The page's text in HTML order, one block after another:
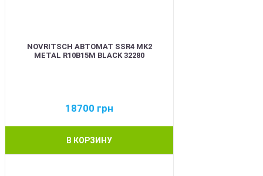
NOVRITSCH АВТОМАТ SSR4 MK2
METAL R10B15M BLACK 32280
18700 грн
В КОРЗИНУ